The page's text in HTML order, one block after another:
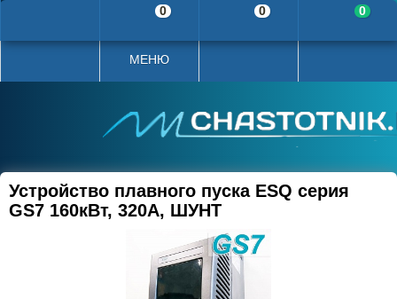
МЕНЮ
Устройство плавного пуска ESQ серия
GS7 160кВт, 320А, ШУНТ
0 0 0